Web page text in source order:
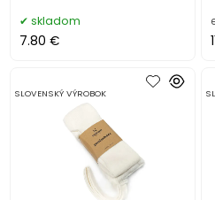
skladom
7.80 €
SLOVENSKÝ VÝROBOK